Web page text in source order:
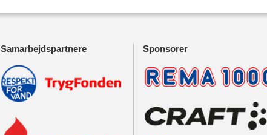
Samarbejdspartnere Sponsorer